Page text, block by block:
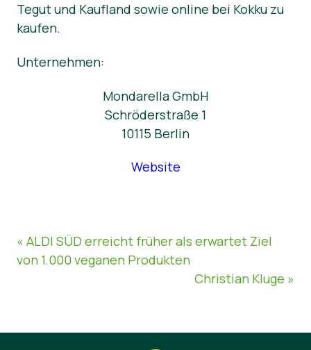
Tegut und Kaufland sowie online bei Kokku zu
kaufen.
Unternehmen:
Mondarella GmbH
Schröderstraße 1
10115 Berlin
Website
« ALDI SÜD erreicht früher als erwartet Ziel
von 1.000 veganen Produkten
Christian Kluge »